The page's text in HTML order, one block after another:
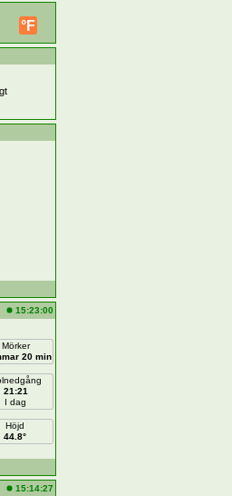
°F
15:23:00
Mörker
20 min
21:21
I dag
Höjd
44.8°
15:14:27